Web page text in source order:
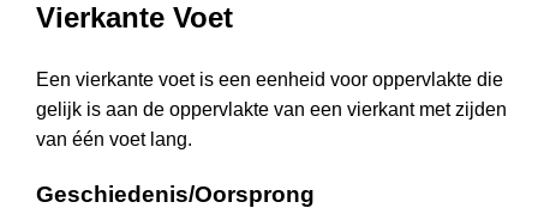
Vierkante Voet
Een vierkante voet is een eenheid voor oppervlakte die
gelijk is aan de oppervlakte van een vierkant met zijden
van één voet lang.
Geschiedenis/Oorsprong